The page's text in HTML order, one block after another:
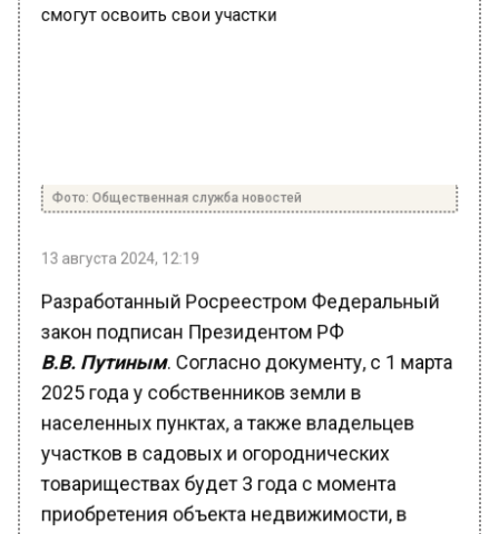
Разработанный Росреестром Федеральный
закон подписан Президентом РФ
В.В. Путиным. Согласно документу, с 1 марта
2025 года у собственников земли в
населенных пунктах, а также владельцев
участков в садовых и огороднических
товариществах будет 3 года с момента
приобретения объекта недвижимости, в
течение которого они смогут освоить